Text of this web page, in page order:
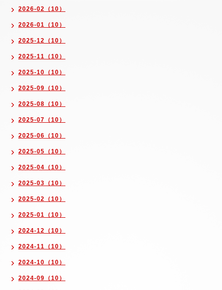
2026-02（10）
2026-01（10）
2025-12（10）
2025-11（10）
2025-10（10）
2025-09（10）
2025-08（10）
2025-07（10）
2025-06（10）
2025-05（10）
2025-04（10）
2025-03（10）
2025-02（10）
2025-01（10）
2024-12（10）
2024-11（10）
2024-10（10）
2024-09（10）